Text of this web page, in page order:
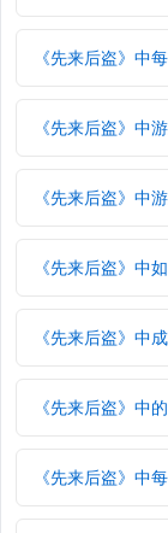
《先来后盗》中
《先来后盗》中
《先来后盗》中
《先来后盗》中
《先来后盗》中
《先来后盗》中
《先来后盗》中